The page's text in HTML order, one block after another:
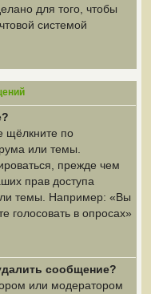
для того, чтобы
системой
щёлкните по
или темы.
прежде чем
прав доступа
темы. Например: «Вы
голосовать в опросах»
сообщение?
или модератором